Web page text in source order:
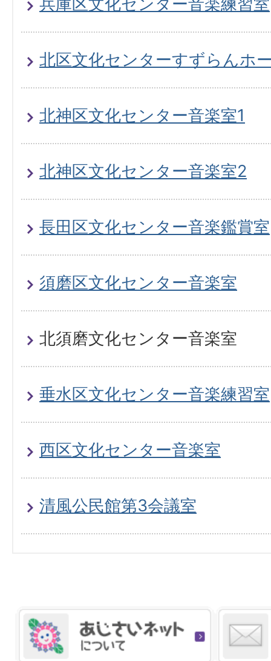
北区文化センターすずらんホ
北神区文化センター音楽室1
北神区文化センター音楽室2
長田区文化センター音楽鑑賞室
須磨区文化センター音楽室
北須磨文化センター音楽室
垂水区文化センター音楽練習室
西区文化センター音楽室
清風公民館第3会議室